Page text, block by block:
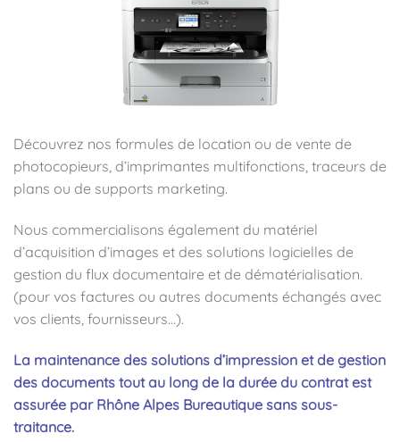
Découvrez nos formules de location ou de vente de
photocopieurs, d’imprimantes multifonctions, traceurs de
plans ou de supports marketing.
Nous commercialisons également du matériel
d’acquisition d’images et des solutions logicielles de
gestion du flux documentaire et de dématérialisation.
(pour vos factures ou autres documents échangés avec
vos clients, fournisseurs…).
La maintenance des solutions d’impression et de gestion
des documents tout au long de la durée du contrat est
assurée par Rhône Alpes Bureautique sans sous-
traitance.